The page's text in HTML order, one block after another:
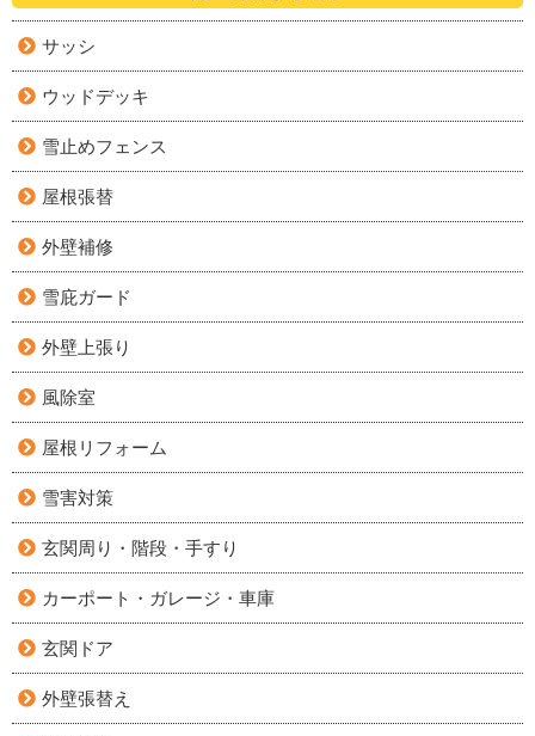
サッシ
ウッドデッキ
雪止めフェンス
屋根張替
外壁補修
雪庇ガード
外壁上張り
風除室
屋根リフォーム
雪害対策
玄関周り・階段・手すり
カーポート・ガレージ・車庫
玄関ドア
外壁張替え